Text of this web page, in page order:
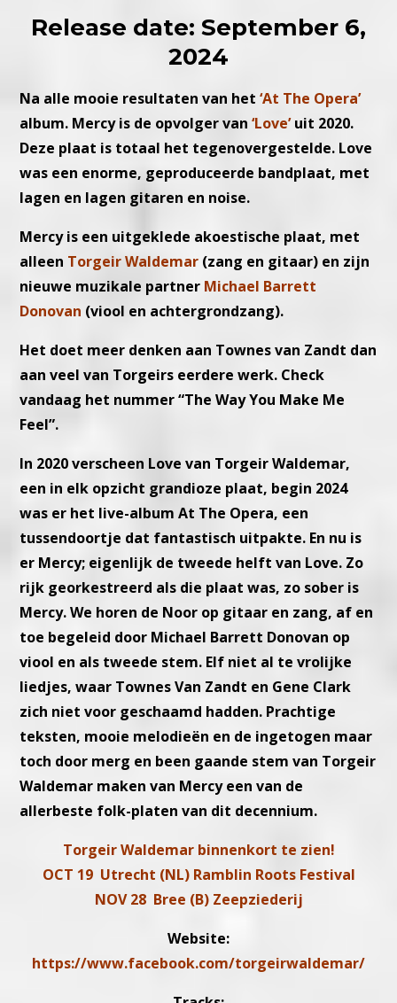
Release date: September 6,
2024
Na alle mooie resultaten van het‘At The Opera’
album. Mercy is de opvolger van‘Love’uit 2020.
Deze plaat is totaal het tegenovergestelde. Love
was een enorme, geproduceerde bandplaat, met
lagen en lagen gitaren en noise.
Mercy is een uitgeklede akoestische plaat, met
alleen Torgeir Waldemar (zang en gitaar) en zijn
nieuwe muzikale partner Michael Barrett
Donovan (viool en achtergrondzang).
Het doet meer denken aan Townes van Zandt dan
aan veel van Torgeirs eerdere werk. Check
vandaag het nummer “The Way You Make Me
Feel”.
In 2020 verscheen Love van Torgeir Waldemar,
een in elk opzicht grandioze plaat, begin 2024
was er het live-album At The Opera, een
tussendoortje dat fantastisch uitpakte. En nu is
er Mercy; eigenlijk de tweede helft van Love. Zo
rijk georkestreerd als die plaat was, zo sober is
Mercy. We horen de Noor op gitaar en zang, af en
toe begeleid door Michael Barrett Donovan op
viool en als tweede stem. Elf niet al te vrolijke
liedjes, waar Townes Van Zandt en Gene Clark
zich niet voor geschaamd hadden. Prachtige
teksten, mooie melodieën en de ingetogen maar
toch door merg en been gaande stem van Torgeir
Waldemar maken van Mercy een van de
allerbeste folk-platen van dit decennium.
Torgeir Waldemar binnenkort te zien!
OCT 19 Utrecht (NL) Ramblin Roots Festival
NOV 28 Bree (B) Zeepziederij
Website:
https://www.facebook.com/torgeirwaldemar/